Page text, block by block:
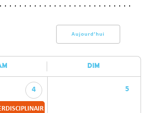
Aujourd’hui
DIM
4
: EXPRESSION SCÉNIQUE “JE
5